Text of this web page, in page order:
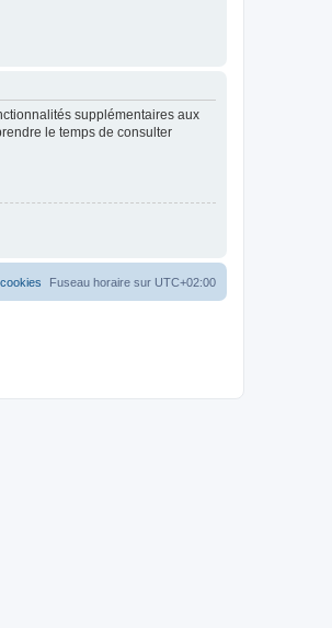
supplémentaires aux
le temps de consulter
Fuseau horaire sur UTC+02:00